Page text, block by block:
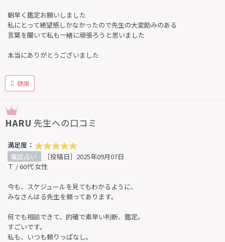
朝早く鑑定お願いしました
私にとって絶望感しかなかったので先生の大変励みのある
言葉を聞いて私も一緒に頑張ろうと思いました
本当にありがとうございました
健康
HARU 先生への口コミ
満足度：
電話占い
［投稿日］2025年09月07日
Ｔ / 60代 女性
今も、スケジュールを見てもわかるように、
みなさんはる先生を頼ってあります。
何でも相談できて、的確で素早い判断、鑑定。
すごいです。
私も、いつも頼りっぱなし。